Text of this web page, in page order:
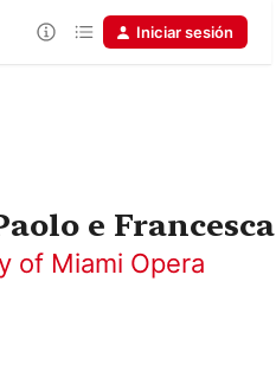
Iniciar sesión
e Francesca
of Miami Opera